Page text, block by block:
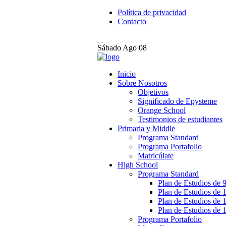
Política de privacidad
Contacto
Sábado Ago 08
Inicio
Sobre Nosotros
Objetivos
Significado de Epysteme
Orange School
Testimonios de estudiantes
Primaria y Middle
Programa Standard
Programa Portafolio
Matricúlate
High School
Programa Standard
Plan de Estudios de
Plan de Estudios de
Plan de Estudios de
Plan de Estudios de
Programa Portafolio